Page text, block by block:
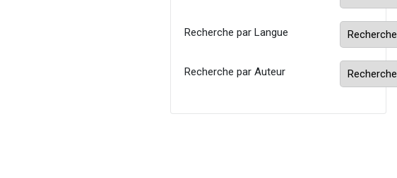
Recherche par Langue
Recherche par Auteur